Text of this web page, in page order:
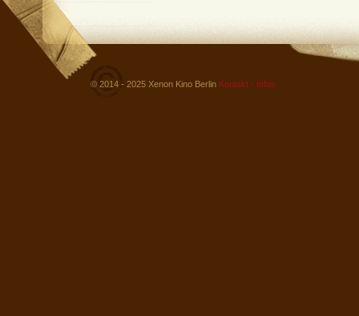
© 2014 - 2025 Xenon Kino Berlin Kontakt - Infos